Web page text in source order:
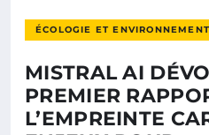
ÉCOLOGIE ET ENVIRONNEMENT
MISTRAL AI
PREMIER
L’EMPREINTE